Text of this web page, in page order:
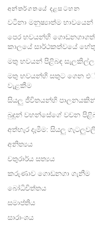
අන්තර්ගතයේ දළසටහන
වටිනා මනුෂ්‍යාත්ම භාවයෙන්
පෙර භවයන්හි
කාලයේ සාර්ථකත්වයේ
මතු භවයන් පිළිබඳ සැලකිල්ල
මතු භවයන්හි සතුට ගෙන
වැළකීම
සියලු ජීවිතයන්හි
බුදුන් වහන්සේගේ වචන
අත්හැර දැමීම: සියලු
අනිත්‍යය
චතුරාර්ය සත්‍යය
කරුණාව ගොඩනගා ගැනීම
බෝධිචිත්තය
සමාප්තිය
සාරාංශය